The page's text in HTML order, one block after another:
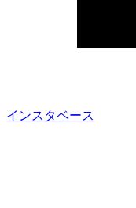
インスタベース